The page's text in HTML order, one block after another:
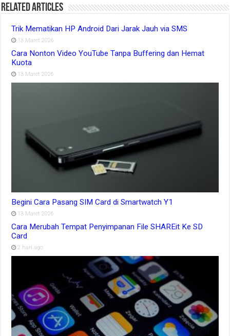
Related Articles
Trik Mematikan HP Android Dari Jarak Jauh via SMS
13 Maret 2026
Cara Nonton Video YouTube Tanpa Buffering dan Hemat
Kuota
13 Maret 2026
Begini Cara Pasang SIM Card di Smartwatch Y1
13 Maret 2026
Cara Merubah Tempat Penyimpanan File SHAREit Ke SD
Card
2 hari ago